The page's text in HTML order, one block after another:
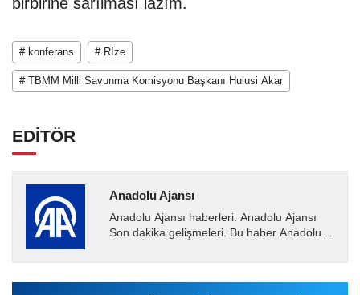
# konferans # Rİze
# TBMM Milli Savunma Komisyonu Başkanı Hulusi Akar
EDİTÖR
Anadolu Ajansı
Anadolu Ajansı haberleri. Anadolu Ajansı
Son dakika gelişmeleri. Bu haber Anadolu
Ajansı tarafından...